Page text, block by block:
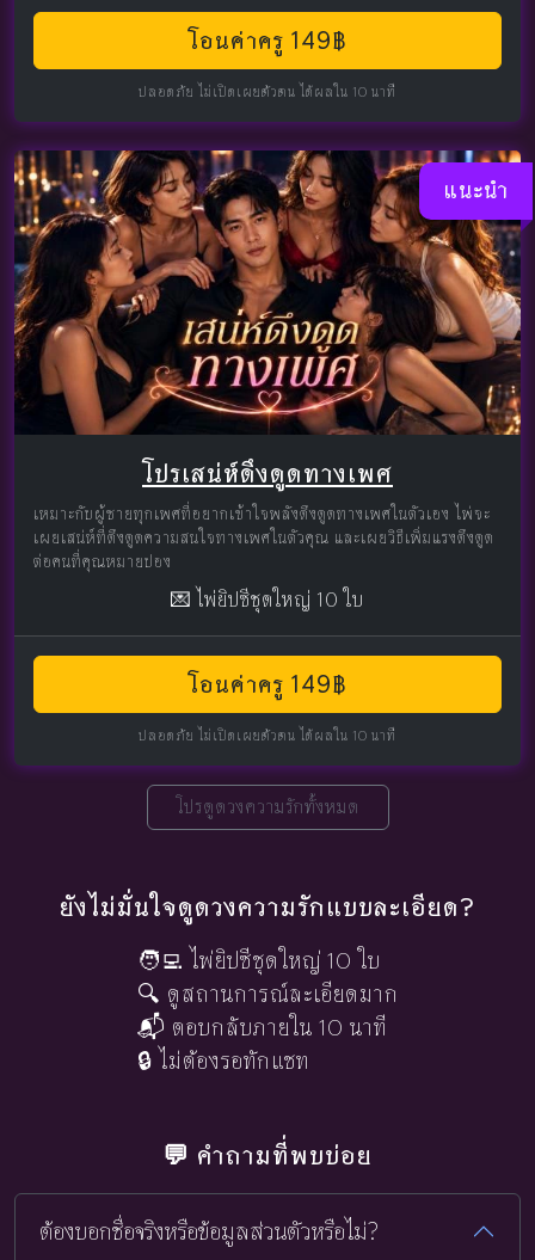
โอนค่าครู 149฿
ปลอดภัย ไม่เปิดเผยตัวตน ได้ผลใน 10 นาที
แนะนำ
โปรเสน่ห์ดึงดูดทางเพศ
เหมาะกับผู้ชายทุกเพศที่อยากเข้าใจพลังดึงดูดทางเพศในตัวเอง ไพ่จะ
เผยเสน่ห์ที่ดึงดูดความสนใจทางเพศในตัวคุณ และเผยวิธีเพิ่มแรงดึงดูด
ต่อคนที่คุณหมายปอง
💌 ไพ่ยิปซีชุดใหญ่ 10 ใบ
โอนค่าครู 149฿
ปลอดภัย ไม่เปิดเผยตัวตน ได้ผลใน 10 นาที
โปรดูดวงความรักทั้งหมด
ยังไม่มั่นใจดูดวงความรักแบบละเอียด?
🧑‍💻 ไพ่ยิปซีชุดใหญ่ 10 ใบ
🔍 ดูสถานการณ์ละเอียดมาก
📬 ตอบกลับภายใน 10 นาที
🔒 ไม่ต้องรอทักแชท
💬 คำถามที่พบบ่อย
ต้องบอกชื่อจริงหรือข้อมูลส่วนตัวหรือไม่?